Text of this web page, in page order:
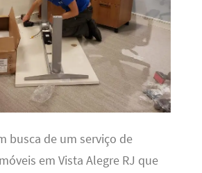
busca de um serviço de
em Vista Alegre RJ que